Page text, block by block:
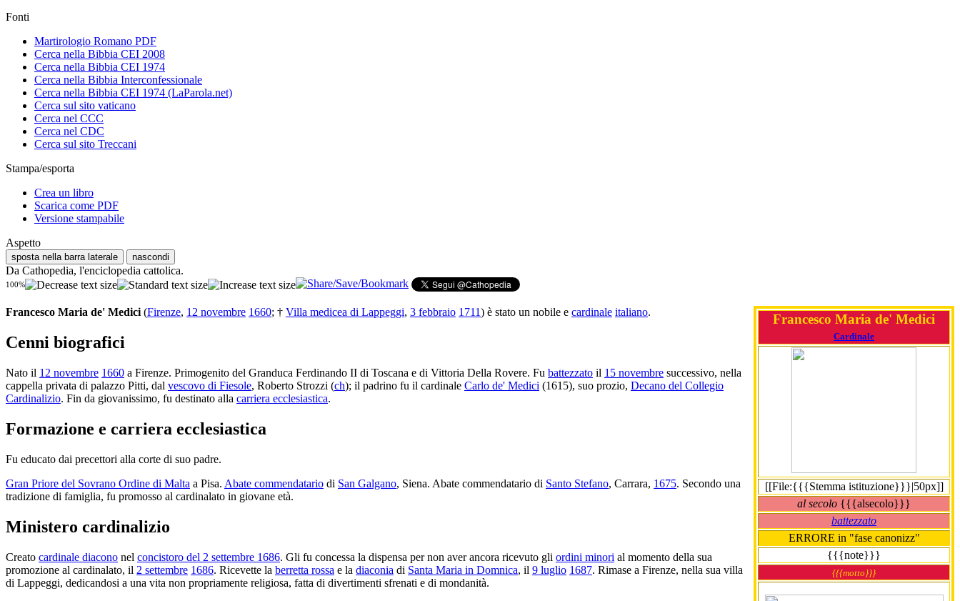
Fonti
Martirologio Romano PDF
Cerca nella Bibbia CEI 2008
Cerca nella Bibbia CEI 1974
Cerca nella Bibbia Interconfessionale
Cerca nella Bibbia CEI 1974 (LaParola.net)
Cerca sul sito vaticano
Cerca nel CCC
Cerca nel CDC
Cerca sul sito Treccani
Stampa/esporta
Crea un libro
Scarica come PDF
Versione stampabile
Aspetto
sposta nella barra laterale nascondi
Da Cathopedia, l'enciclopedia cattolica.
100%
Francesco Maria de' Medici
Cardinale
[[File:{{{Stemma istituzione}}}|50px]]
al secolo {{{alsecolo}}}
battezzato
ERRORE in "fase canonizz"
{{{note}}}
{{{motto}}}
Francesco Maria de' Medici (Firenze, 12 novembre 1660; † Villa medicea di Lappeggi, 3 febbraio 1711) è stato un nobile e cardinale italiano.
Cenni biografici
Nato il 12 novembre 1660 a Firenze. Primogenito del Granduca Ferdinando II di Toscana e di Vittoria Della Rovere. Fu battezzato il 15 novembre successivo, nella
cappella privata di palazzo Pitti, dal vescovo di Fiesole, Roberto Strozzi (ch); il padrino fu il cardinale Carlo de' Medici (1615), suo prozio, Decano del Collegio
Cardinalizio. Fin da giovanissimo, fu destinato alla carriera ecclesiastica.
Formazione e carriera ecclesiastica
Fu educato dai precettori alla corte di suo padre.
Gran Priore del Sovrano Ordine di Malta a Pisa. Abate commendatario di San Galgano, Siena. Abate commendatario di Santo Stefano, Carrara, 1675. Secondo una
tradizione di famiglia, fu promosso al cardinalato in giovane età.
Ministero cardinalizio
Creato cardinale diacono nel concistoro del 2 settembre 1686. Gli fu concessa la dispensa per non aver ancora ricevuto gli ordini minori al momento della sua
promozione al cardinalato, il 2 settembre 1686. Ricevette la berretta rossa e la diaconia di Santa Maria in Domnica, il 9 luglio 1687. Rimase a Firenze, nella sua villa
di Lappeggi, dedicandosi a una vita non propriamente religiosa, fatta di divertimenti sfrenati e di mondanità.